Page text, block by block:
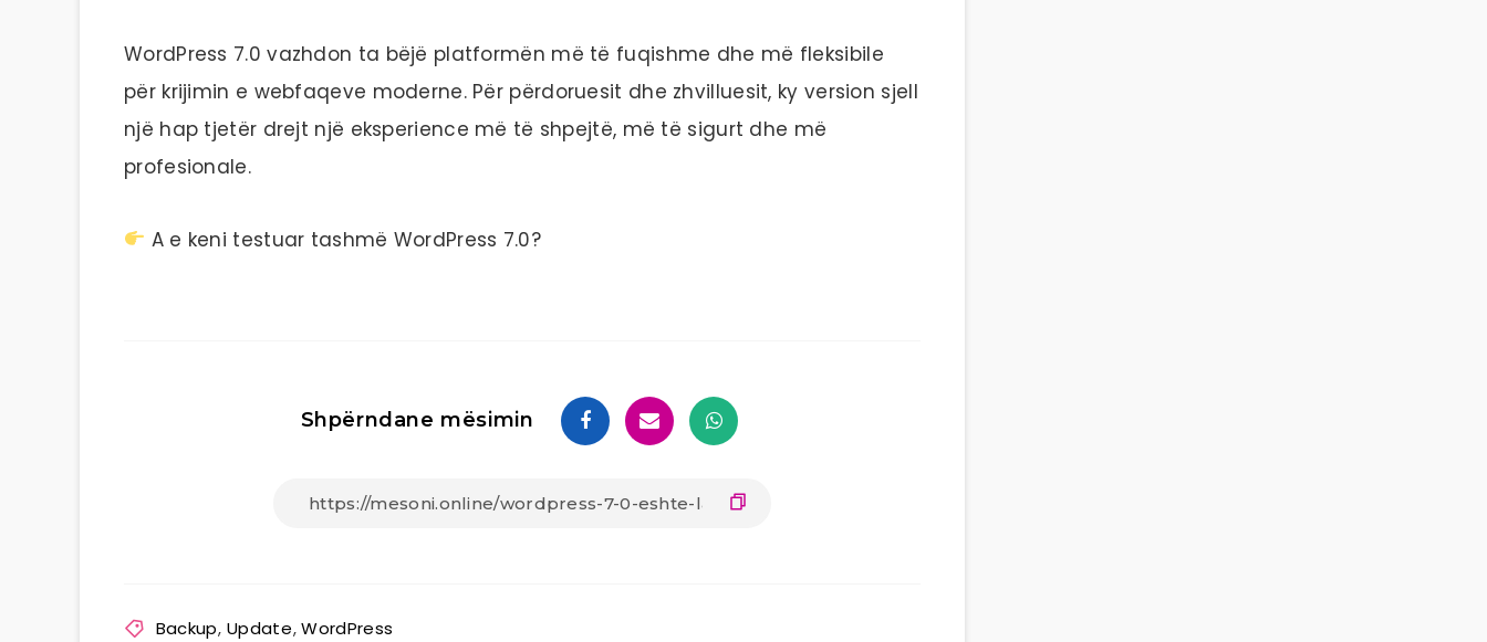
WordPress 7.0 vazhdon ta bëjë platformën më të fuqishme dhe më fleksibile
për krijimin e webfaqeve moderne. Për përdoruesit dhe zhvilluesit, ky version sjell
një hap tjetër drejt një eksperience më të shpejtë, më të sigurt dhe më
profesionale.
A e keni testuar tashmë WordPress 7.0?
Shpërndane mësimin
Backup,Update,WordPress